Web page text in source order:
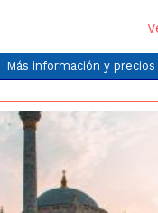
Más información y precios